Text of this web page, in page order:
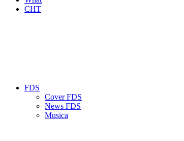
CHT
FDS
Cover FDS
News FDS
Musica